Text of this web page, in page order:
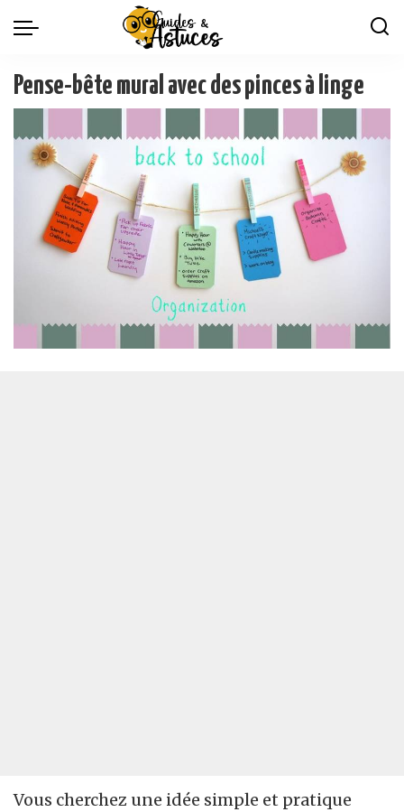
Pense-bête mural avec des pinces à linge
Vous cherchez une idée simple et pratique